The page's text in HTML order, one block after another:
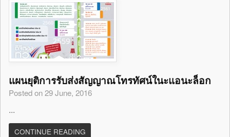
แผนยุติการรับส่งสัญญาณโทรทัศน์ในะแอนะล็อก
Posted on 29 June, 2016
...
CONTINUE READING